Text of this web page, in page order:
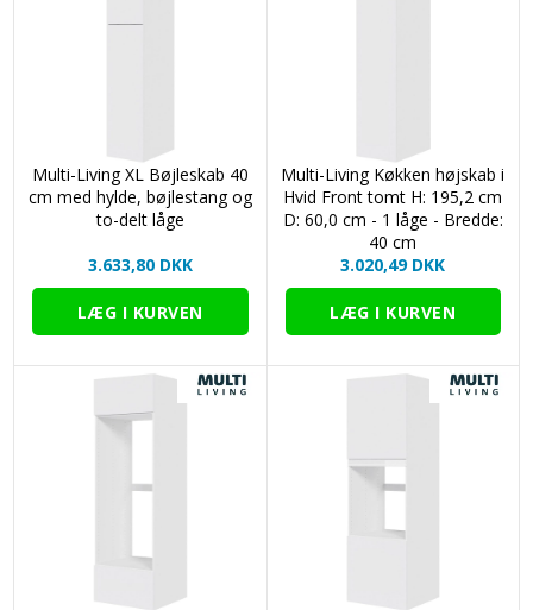
Multi-Living XL Bøjleskab 40
cm med hylde, bøjlestang og
to-delt låge
3.633,80 DKK
Multi-Living Køkken højskab i
Hvid Front tomt H: 195,2 cm
D: 60,0 cm - 1 låge - Bredde:
40 cm
3.020,49 DKK